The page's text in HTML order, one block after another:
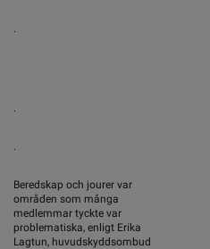
.
.
.
Beredskap och jourer var
områden som många
medlemmar tyckte var
problematiska, enligt Erika
Lagtun, huvudskyddsombud